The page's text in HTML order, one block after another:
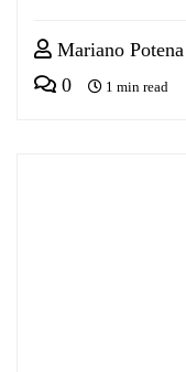
Mariano Potena
0
1 min read